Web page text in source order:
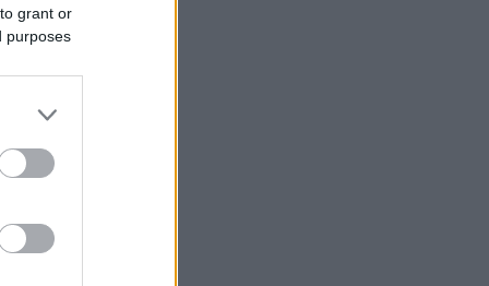
grant or
purposes